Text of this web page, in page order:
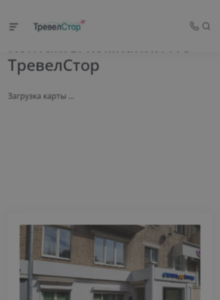
Главная
Контакты компании НС
ТревелСтор
Загрузка карты ...